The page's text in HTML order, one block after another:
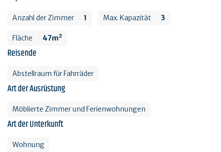
Anzahl der Zimmer 1 Max. Kapazität 3
Fläche 47m²
Reisende
Abstellraum für Fahrräder
Art der Ausrüstung
Möblierte Zimmer und Ferienwohnungen
Art der Unterkunft
Wohnung